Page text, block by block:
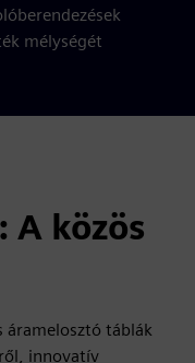
mélységét
közös
áramelosztó táblák
innovatív